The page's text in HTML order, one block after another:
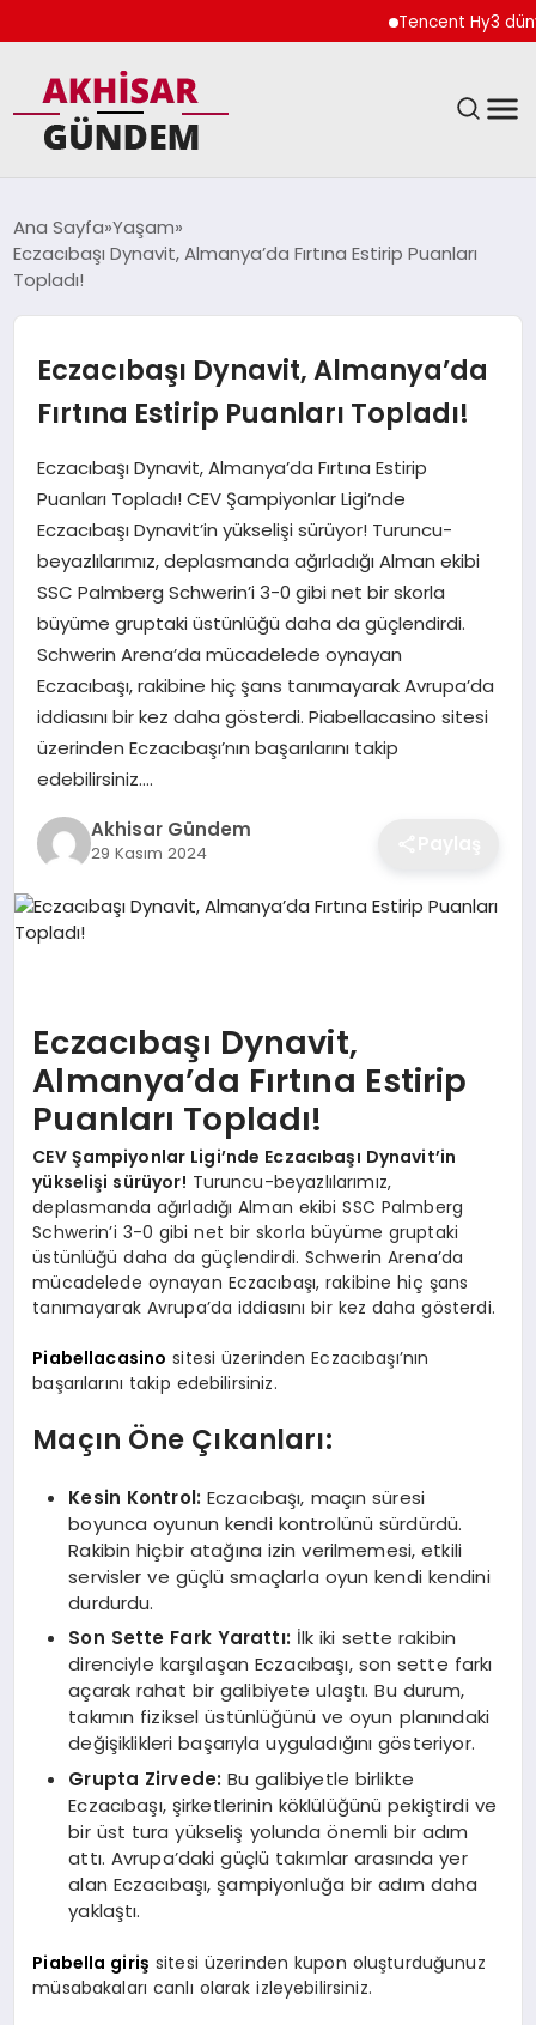
Tencent Hy3 dünya
DÜNYA
TEKNOLOJI
Ana Sayfa Yaşam
Eczacıbaşı Dynavit, Almanya’da Fırtına Estirip Puanları
Topladı!
Eczacıbaşı Dynavit, Almanya’da
Fırtına Estirip Puanları Topladı!
Eczacıbaşı Dynavit, Almanya’da Fırtına Estirip
Puanları Topladı! CEV Şampiyonlar Ligi’nde
Eczacıbaşı Dynavit’in yükselişi sürüyor! Turuncu-
beyazlılarımız, deplasmanda ağırladığı Alman ekibi
SSC Palmberg Schwerin’i 3-0 gibi net bir skorla
büyüme gruptaki üstünlüğü daha da güçlendirdi.
Schwerin Arena’da mücadelede oynayan
Eczacıbaşı, rakibine hiç şans tanımayarak Avrupa’da
iddiasını bir kez daha gösterdi. Piabellacasino sitesi
üzerinden Eczacıbaşı’nın başarılarını takip
edebilirsiniz….
Akhisar Gündem
29 Kasım 2024
Eczacıbaşı Dynavit,
Almanya’da Fırtına Estirip
Puanları Topladı!
CEV Şampiyonlar Ligi’nde Eczacıbaşı Dynavit’in
yükselişi sürüyor! Turuncu-beyazlılarımız,
deplasmanda ağırladığı Alman ekibi SSC Palmberg
Schwerin’i 3-0 gibi net bir skorla büyüme gruptaki
üstünlüğü daha da güçlendirdi. Schwerin Arena’da
mücadelede oynayan Eczacıbaşı, rakibine hiç şans
tanımayarak Avrupa’da iddiasını bir kez daha gösterdi.
Piabellacasino sitesi üzerinden Eczacıbaşı’nın
başarılarını takip edebilirsiniz.
Maçın Öne Çıkanları:
Kesin Kontrol: Eczacıbaşı, maçın süresi
boyunca oyunun kendi kontrolünü sürdürdü.
Rakibin hiçbir atağına izin verilmemesi, etkili
servisler ve güçlü smaçlarla oyun kendi kendini
durdurdu.
Son Sette Fark Yarattı: İlk iki sette rakibin
direnciyle karşılaşan Eczacıbaşı, son sette farkı
açarak rahat bir galibiyete ulaştı. Bu durum,
takımın fiziksel üstünlüğünü ve oyun planındaki
değişiklikleri başarıyla uyguladığını gösteriyor.
Grupta Zirvede: Bu galibiyetle birlikte
Eczacıbaşı, şirketlerinin köklülüğünü pekiştirdi ve
bir üst tura yükseliş yolunda önemli bir adım
attı. Avrupa’daki güçlü takımlar arasında yer
alan Eczacıbaşı, şampiyonluğa bir adım daha
yaklaştı.
Piabella giriş sitesi üzerinden kupon oluşturduğunuz
müsabakaları canlı olarak izleyebilirsiniz.